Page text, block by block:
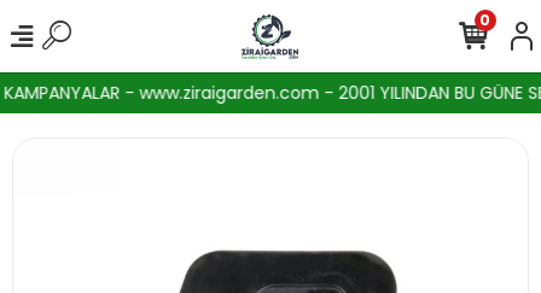
- www.ziraigarden.com - 2001 YILINDAN BU GÜNE
0